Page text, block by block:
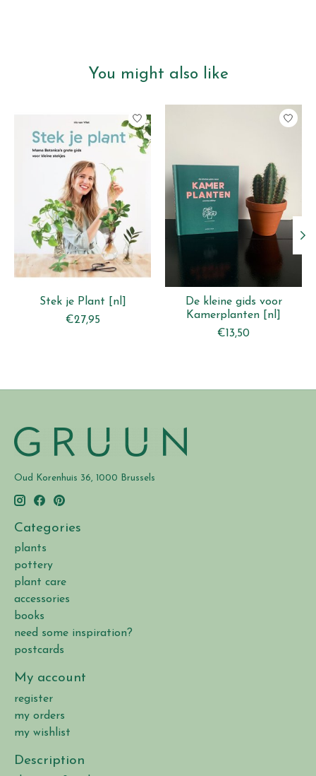
You might also like
Stek je Plant [nl]
€27,95
De kleine gids voor
Kamerplanten [nl]
€13,50
Oud Korenhuis 36, 1000 Brussels
Categories
plants
pottery
plant care
accessories
books
need some inspiration?
postcards
My account
register
my orders
my wishlist
Description